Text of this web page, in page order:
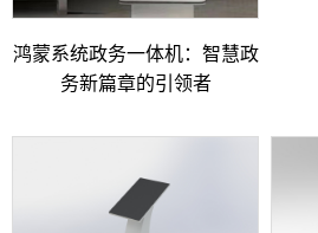
鸿蒙系统政务一体机：智慧政
务新篇章的引领者